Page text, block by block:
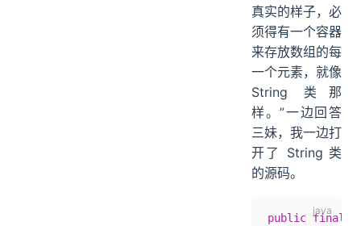
真实的样子，必
须得有一个容器
来存放数组的每
一个元素，就像
String 类那
样。”一边回答
三妹，我一边打
开了 String 类
的源码。
public final